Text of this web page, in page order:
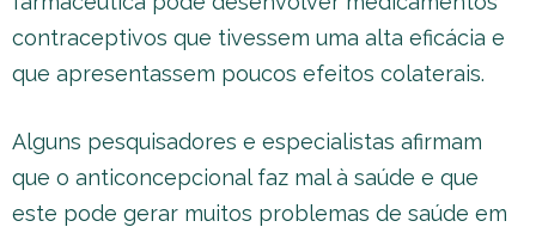
contraceptivos que tivessem uma alta eficácia e
que apresentassem poucos efeitos colaterais.
Alguns pesquisadores e especialistas afirmam
que o anticoncepcional faz mal à saúde e que
este pode gerar muitos problemas de saúde em